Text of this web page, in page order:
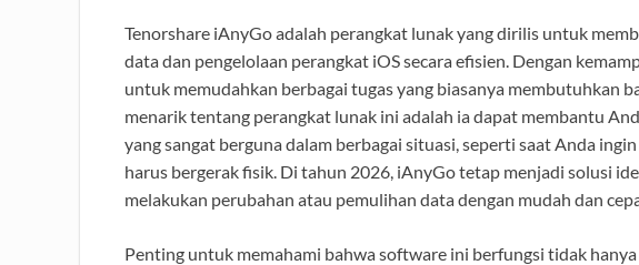
Tenorshare iAnyGo adalah perangkat lunak yang dirilis untuk
data dan pengelolaan perangkat iOS secara efisien. Dengan
untuk memudahkan berbagai tugas yang biasanya membutuhkan
menarik tentang perangkat lunak ini adalah ia dapat membantu
yang sangat berguna dalam berbagai situasi, seperti saat Anda
harus bergerak fisik. Di tahun 2026, iAnyGo tetap menjadi solusi
melakukan perubahan atau pemulihan data dengan mudah dan
Penting untuk memahami bahwa software ini berfungsi tidak